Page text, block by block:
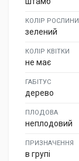
КОЛІР РОСЛИНИ
зелений
КОЛІР КВІТКИ
не має
ГАБІТУС
дерево
ПЛОДОВА
неплодовий
ПРИЗНАЧЕННЯ
в групі